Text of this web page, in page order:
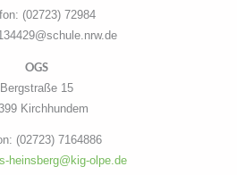
(02723) 72984
OGS
Bergstraße 15
Kirchhundem
(02723) 7164886
heinsberg@kig-olpe.de